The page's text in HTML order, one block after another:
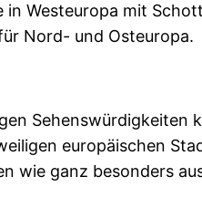
Westeuropa mit
Nord- und Osteuropa.
Sehenswürdigkeiten
europäischen
wie ganz besonders